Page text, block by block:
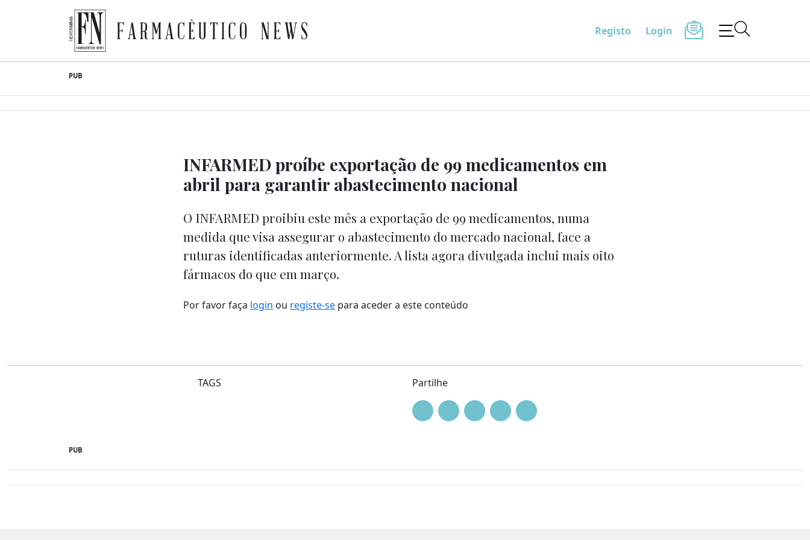
content
Farmacêutico News Registo Login
PUB
INFARMED proíbe exportação de 99 medicamentos em
abril para garantir abastecimento nacional
O INFARMED proibiu este mês a exportação de 99 medicamentos, numa
medida que visa assegurar o abastecimento do mercado nacional, face a
ruturas identificadas anteriormente. A lista agora divulgada inclui mais oito
fármacos do que em março.
Por favor faça login ou registe-se para aceder a este conteúdo
TAGS Partilhe
PUB